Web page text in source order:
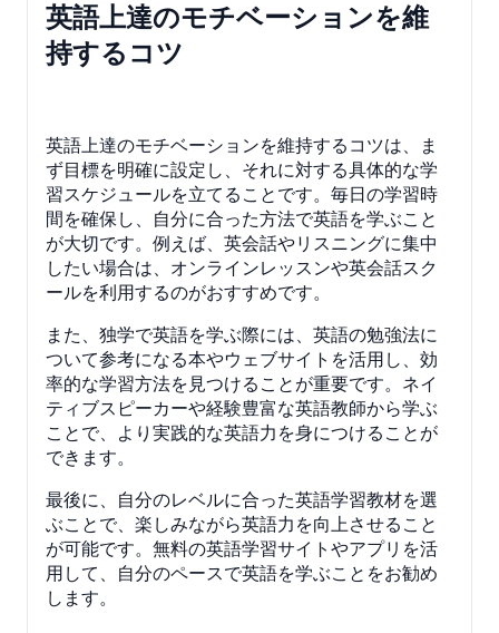
英語上達のモチベーションを維
持するコツ
英語上達のモチベーションを維持するコツは、ま
ず目標を明確に設定し、それに対する具体的な学
習スケジュールを立てることです。毎日の学習時
間を確保し、自分に合った方法で英語を学ぶこと
が大切です。例えば、英会話やリスニングに集中
したい場合は、オンラインレッスンや英会話スク
ールを利用するのがおすすめです。
また、独学で英語を学ぶ際には、英語の勉強法に
ついて参考になる本やウェブサイトを活用し、効
率的な学習方法を見つけることが重要です。ネイ
ティブスピーカーや経験豊富な英語教師から学ぶ
ことで、より実践的な英語力を身につけることが
できます。
最後に、自分のレベルに合った英語学習教材を選
ぶことで、楽しみながら英語力を向上させること
が可能です。無料の英語学習サイトやアプリを活
用して、自分のペースで英語を学ぶことをお勧め
します。